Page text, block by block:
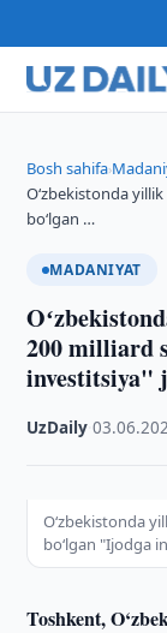
Bosh sahifa›
Oʻzbekistonda
boʻlgan …
MADANIYAT
200 milliard
investitsiya"
UzDaily ·
Oʻzbekistonda
boʻlgan "Ijodga
Toshkent,